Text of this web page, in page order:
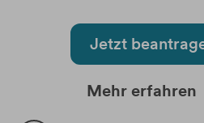
Jetzt
Mehr erfahren